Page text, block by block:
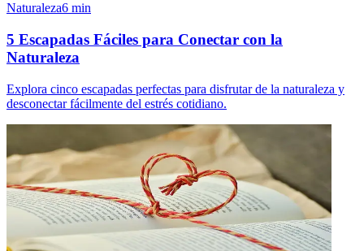
Naturaleza6 min
5 Escapadas Fáciles para Conectar con la
Naturaleza
Explora cinco escapadas perfectas para disfrutar de la naturaleza y
desconectar fácilmente del estrés cotidiano.